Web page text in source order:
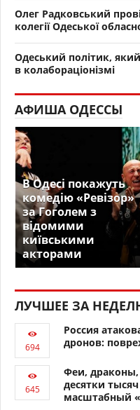
Олег Радковський
колегії Одеської
Одеський політик, який
в колабораціонізмі
АФИША ОДЕССЫ
В Одесі покажуть
комедію «Ревізор»
за Гоголем з
відомими
київськими
акторами
ЛУЧШЕЕ ЗА
Россия
дронов:
Феи,
десятки
масштабный